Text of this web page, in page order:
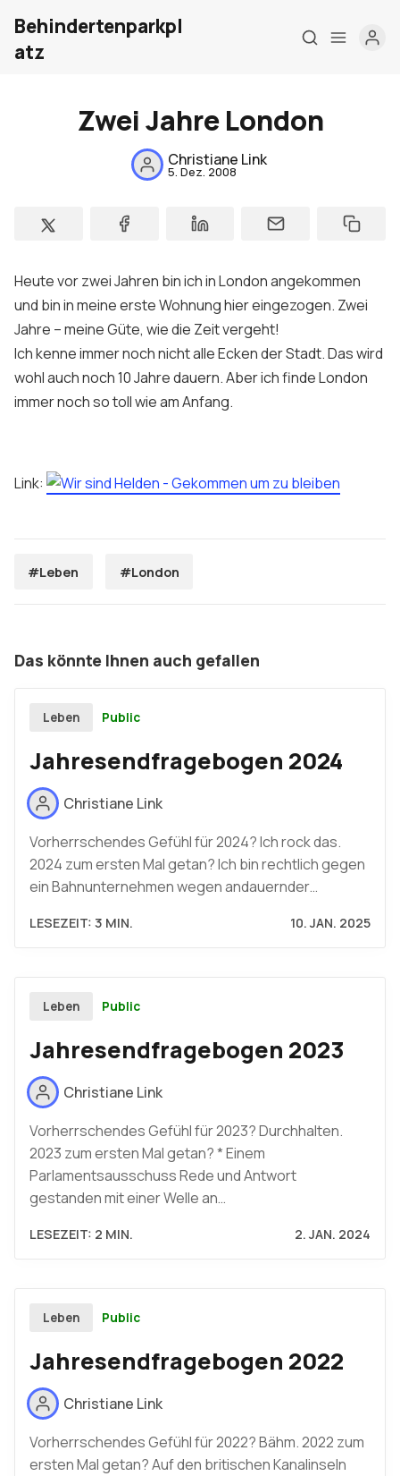
Home
Über mich
Meine Firma
Kontakt
Sign up
Behindertenparkpl
atz
Zwei Jahre London
Christiane Link
5. Dez. 2008
Heute vor zwei Jahren bin ich in London angekommen
und bin in meine erste Wohnung hier eingezogen. Zwei
Jahre – meine Güte, wie die Zeit vergeht!
Ich kenne immer noch nicht alle Ecken der Stadt. Das wird
wohl auch noch 10 Jahre dauern. Aber ich finde London
immer noch so toll wie am Anfang.
Link:
#Leben #London
Das könnte Ihnen auch gefallen
Leben Public
Jahresendfragebogen 2024
Christiane Link
Vorherrschendes Gefühl für 2024? Ich rock das.
2024 zum ersten Mal getan? Ich bin rechtlich gegen
ein Bahnunternehmen wegen andauernder…
LESEZEIT: 3 MIN. 10. JAN. 2025
Leben Public
Jahresendfragebogen 2023
Christiane Link
Vorherrschendes Gefühl für 2023? Durchhalten.
2023 zum ersten Mal getan? * Einem
Parlamentsausschuss Rede und Antwort
gestanden mit einer Welle an…
LESEZEIT: 2 MIN. 2. JAN. 2024
Leben Public
Jahresendfragebogen 2022
Christiane Link
Vorherrschendes Gefühl für 2022? Bähm. 2022 zum
ersten Mal getan? Auf den britischen Kanalinseln